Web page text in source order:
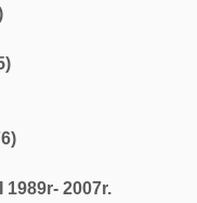
2007r.